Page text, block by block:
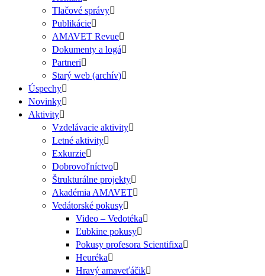
Tlačové správy
Publikácie
AMAVET Revue
Dokumenty a logá
Partneri
Starý web (archív)
Úspechy
Novinky
Aktivity
Vzdelávacie aktivity
Letné aktivity
Exkurzie
Dobrovoľníctvo
Štrukturálne projekty
Akadémia AMAVET
Vedátorské pokusy
Video – Vedotéka
Ľubkine pokusy
Pokusy profesora Scientifixa
Heuréka
Hravý amaveťáčik